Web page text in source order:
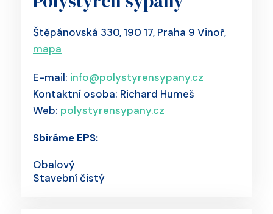
Štěpánovská 330, 190 17, Praha 9 Vinoř,
mapa
E-mail: info@polystyrensypany.cz
Kontaktní osoba: Richard Humeš
Web: polystyrensypany.cz
Sbíráme EPS:
Obalový
Stavební čistý